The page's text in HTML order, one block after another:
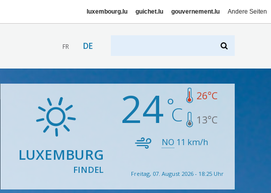
luxembourg.lu guichet.lu gouvernement.lu Andere Seiten
FR DE
LUXEMBURG
FINDEL
24 26°C
13°C
NO 11 km/h
Freitag, 07. August 2026 - 18:25 Uhr